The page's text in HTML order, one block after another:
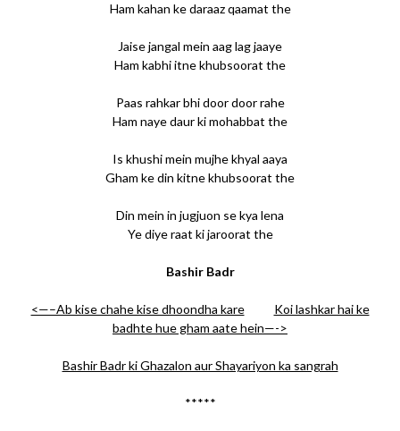
Ham kahan ke daraaz qaamat the
Jaise jangal mein aag lag jaaye
Ham kabhi itne khubsoorat the
Paas rahkar bhi door door rahe
Ham naye daur ki mohabbat the
Is khushi mein mujhe khyal aaya
Gham ke din kitne khubsoorat the
Din mein in jugjuon se kya lena
Ye diye raat ki jaroorat the
Bashir Badr
<—–Ab kise chahe kise dhoondha kare
Koi lashkar hai ke
badhte hue gham aate hein—->
Bashir Badr ki Ghazalon aur Shayariyon ka sangrah
*****